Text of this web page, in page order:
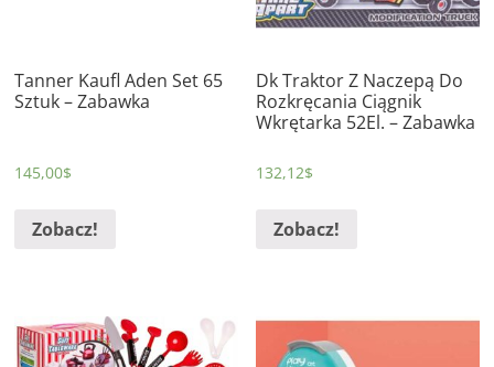
Tanner Kaufl Aden Set 65
Sztuk – Zabawka
145,00$
Zobacz!
Dk Traktor Z Naczepą Do
Rozkręcania Ciągnik
Wkrętarka 52El. – Zabawka
132,12$
Zobacz!